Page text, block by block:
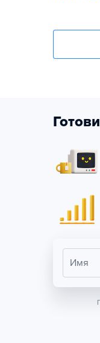
Имя